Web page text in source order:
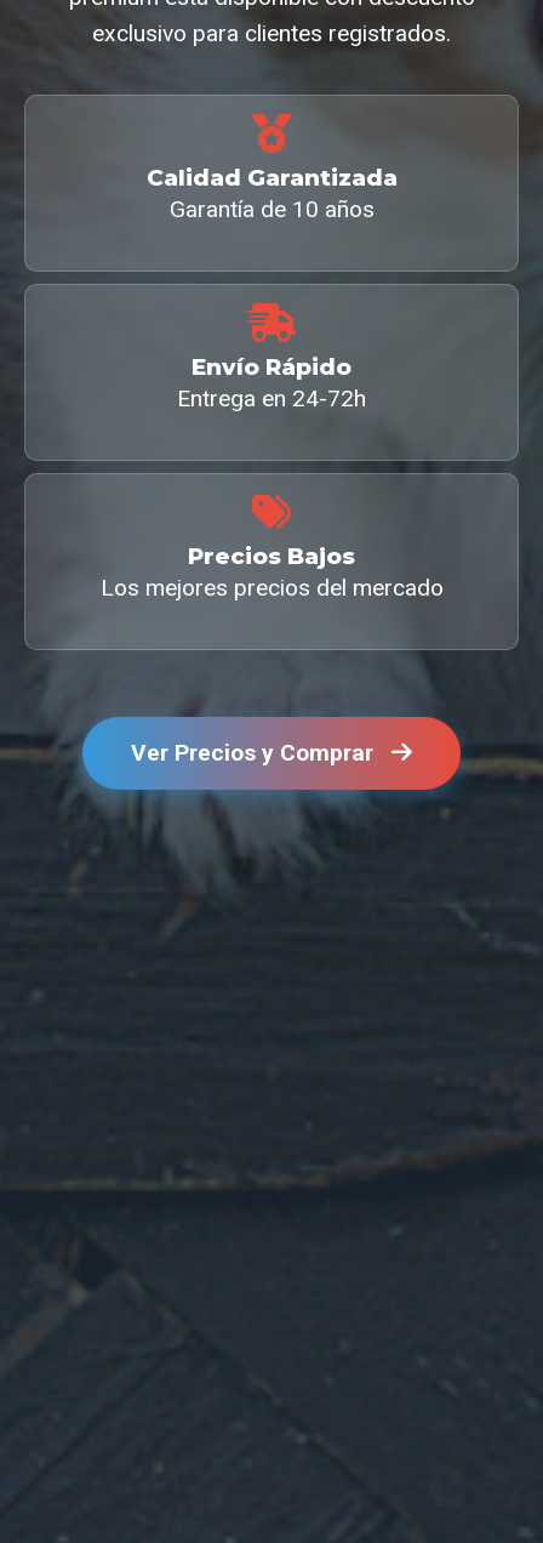
exclusivo para clientes registrados.
Calidad Garantizada
Garantía de 10 años
Envío Rápido
Entrega en 24-72h
Precios Bajos
Los mejores precios del mercado
Ver Precios y Comprar